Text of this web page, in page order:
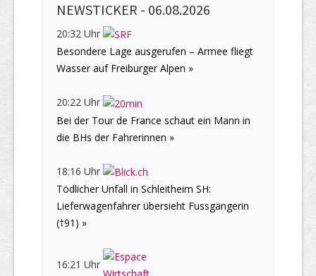
NEWSTICKER - 06.08.2026
20:32 Uhr
Besondere Lage ausgerufen – Armee fliegt
Wasser auf Freiburger Alpen »
20:22 Uhr
Bei der Tour de France schaut ein Mann in
die BHs der Fahrerinnen »
18:16 Uhr
Tödlicher Unfall in Schleitheim SH:
Lieferwagenfahrer übersieht Fussgängerin
(†91) »
16:21 Uhr